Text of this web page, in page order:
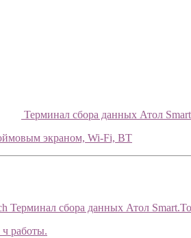
Терминал сбора данных Атол
экраном, Wi-Fi, BT
Терминал сбора данных Атол
работы.